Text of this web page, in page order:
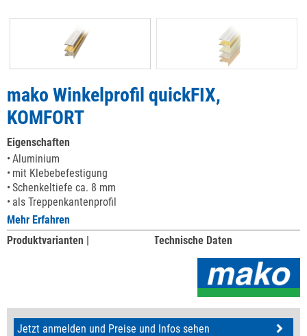
mako Winkelprofil quickFIX,
KOMFORT
Eigenschaften
Aluminium
mit Klebebefestigung
Schenkeltiefe ca. 8 mm
als Treppenkantenprofil
Mehr Erfahren
Produktvarianten |
Technische Daten
Jetzt anmelden und Preise und Infos sehen